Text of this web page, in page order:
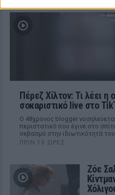
Πέρεζ Χίλτον: Τι λέει η
σοκαριστικό live στο
Ο 48χρονος blogger
περιστατικό που έγινε στο
σεβασμό στην ιδιωτικότητά
ΠΡΙΝ 10 ΏΡΕΣ
Ζόε